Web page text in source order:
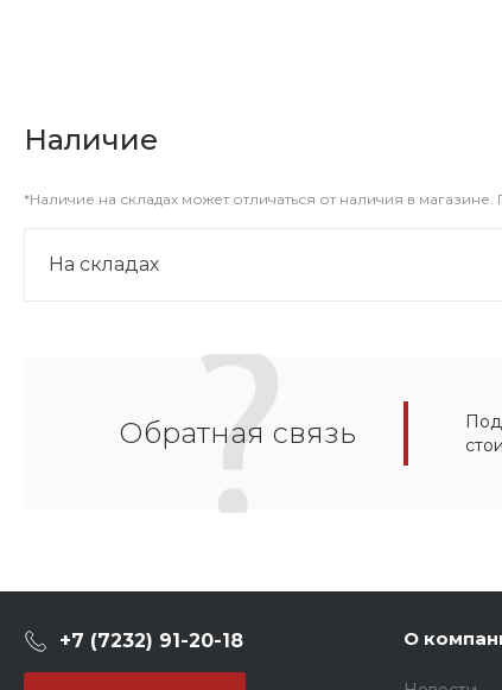
Наличие
*Наличие на складах может отличаться от наличия в
На складах
Обратная связь
+7 (7232) 91-20-18 О